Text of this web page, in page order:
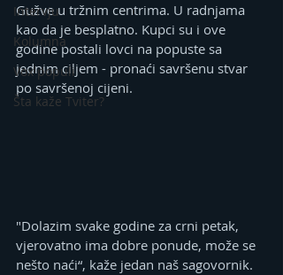
Intervju
Kolumna
Vox populi
Šta kaže Tviter?
Gužve u tržnim centrima. U radnjama
kao da je besplatno. Kupci su i ove
godine postali lovci na popuste sa
jednim ciljem - pronaći savršenu stvar
po savršenoj cijeni.
"Dolazim svake godine za crni petak,
vjerovatno ima dobre ponude, može se
nešto naći“, kaže jedan naš sagovornik.